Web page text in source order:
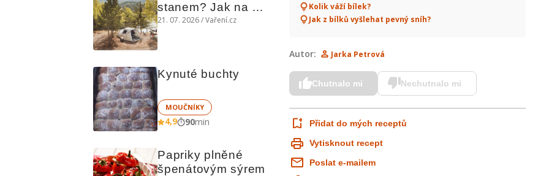
stanem? Jak na
polní kuchyni a na
21. 07. 2026 / Vaření.cz
Kynuté buchty
MOUČNÍKY
4,9 90min
Papriky plněné
špenátovým sýrem
Kolik váží bílek?
Jak z bílků vyšlehat pevný sníh?
Autor: Jarka Petrová
Chutnalo mi Nechutnalo mi
Přidat do mých receptů
Vytisknout recept
Poslat e-mailem